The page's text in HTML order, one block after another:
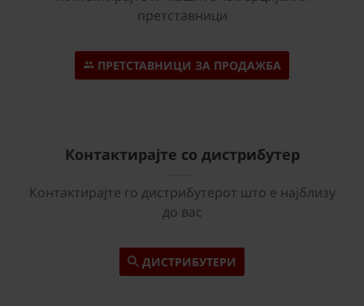
претставници
ПРЕТСТАВНИЦИ ЗА ПРОДАЖБА
Контактирајте со дистрибутер
Контактирајте го дистрибутерот што е најблизу
до вас
ДИСТРИБУТЕРИ